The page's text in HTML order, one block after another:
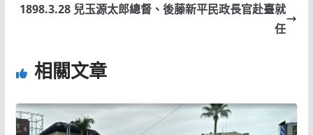
1898.3.28 兒玉源太郎總督、後藤新平民政長官赴臺就
任
相關文章